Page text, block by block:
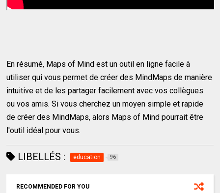
En résumé, Maps of Mind est un outil en ligne facile à
utiliser qui vous permet de créer des MindMaps de manière
intuitive et de les partager facilement avec vos collègues
ou vos amis. Si vous cherchez un moyen simple et rapide
de créer des MindMaps, alors Maps of Mind pourrait être
l'outil idéal pour vous.
LIBELLÉS : education 96
RECOMMENDED FOR YOU